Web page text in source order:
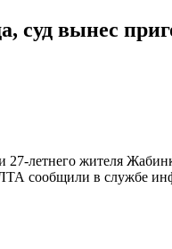
суд вынес
27-летнего жителя
сообщили в службе